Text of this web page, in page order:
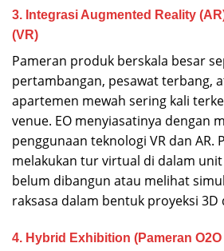
3. Integrasi Augmented Reality
(VR)
Pameran produk berskala besar
pertambangan, pesawat terbang,
apartemen mewah sering kali
venue. EO menyiasatinya dengan
penggunaan teknologi VR dan AR.
melakukan tur virtual di dalam
belum dibangun atau melihat
raksasa dalam bentuk proyeksi
4. Hybrid Exhibition (Pameran